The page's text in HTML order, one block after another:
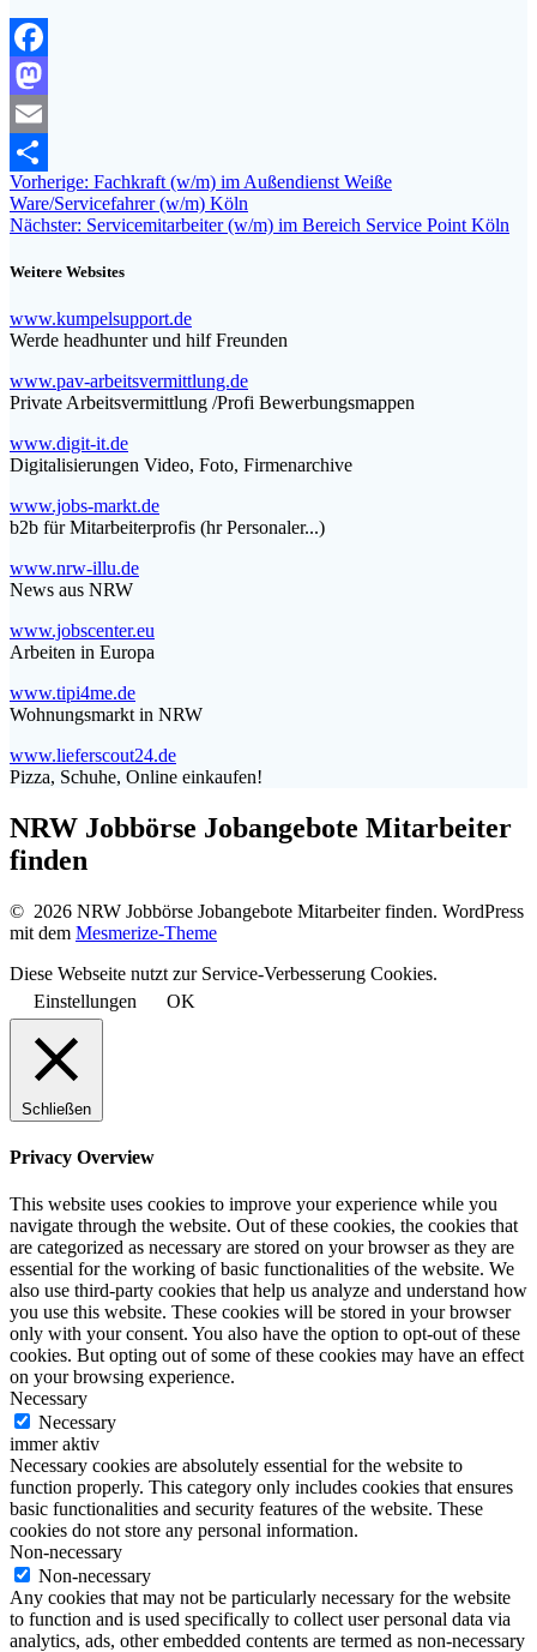
Facebook
Mastodon
Email
Teilen
Beitragsnavigation
Vorherige: Vorheriger
Beitrag:
Fachkraft (w/m) im Außendienst Weiße
Ware/Servicefahrer (w/m) Köln
Nächster: Nächster
Servicemitarbeiter (w/m) im Bereich Service Point Köln
Weitere Websites
www.kumpelsupport.de
Werde headhunter und hilf Freunden
www.pav-arbeitsvermittlung.de
Private Arbeitsvermittlung /Profi Bewerbungsmappen
www.digit-it.de
Digitalisierungen Video, Foto, Firmenarchive
www.jobs-markt.de
b2b für Mitarbeiterprofis (hr Personaler...)
www.nrw-illu.de
News aus NRW
www.jobscenter.eu
Arbeiten in Europa
www.tipi4me.de
Wohnungsmarkt in NRW
www.lieferscout24.de
Pizza, Schuhe, Online einkaufen!
NRW Jobbörse Jobangebote Mitarbeiter
finden
© 2026 NRW Jobbörse Jobangebote Mitarbeiter finden. WordPress
mit dem Mesmerize-Theme
Diese Webseite nutzt zur Service-Verbesserung Cookies.
Einstellungen
OK
Schließen
Privacy Overview
This website uses cookies to improve your experience while you
navigate through the website. Out of these cookies, the cookies that
are categorized as necessary are stored on your browser as they are
essential for the working of basic functionalities of the website. We
also use third-party cookies that help us analyze and understand how
you use this website. These cookies will be stored in your browser
only with your consent. You also have the option to opt-out of these
cookies. But opting out of some of these cookies may have an effect
on your browsing experience.
Necessary
Necessary
immer aktiv
Necessary cookies are absolutely essential for the website to
function properly. This category only includes cookies that ensures
basic functionalities and security features of the website. These
cookies do not store any personal information.
Non-necessary
Non-necessary
Any cookies that may not be particularly necessary for the website
to function and is used specifically to collect user personal data via
analytics, ads, other embedded contents are termed as non-necessary